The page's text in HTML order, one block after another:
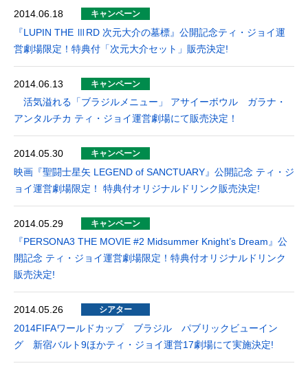
2014.06.18 キャンペーン
『LUPIN THE ⅢRD 次元大介の墓標』公開記念ティ・ジョイ運
営劇場限定！特典付「次元大介セット」販売決定!
2014.06.13 キャンペーン
活気溢れる「ブラジルメニュー」 アサイーボウル ガラナ・
アンタルチカ ティ・ジョイ運営劇場にて販売決定！
2014.05.30 キャンペーン
映画『聖闘士星矢 LEGEND of SANCTUARY』公開記念 ティ・ジ
ョイ運営劇場限定！ 特典付オリジナルドリンク販売決定!
2014.05.29 キャンペーン
『PERSONA3 THE MOVIE #2 Midsummer Knight’s Dream』公
開記念 ティ・ジョイ運営劇場限定！特典付オリジナルドリンク
販売決定!
2014.05.26 シアター
2014FIFAワールドカップ ブラジル パブリックビューイン
グ 新宿バルト9ほかティ・ジョイ運営17劇場にて実施決定!